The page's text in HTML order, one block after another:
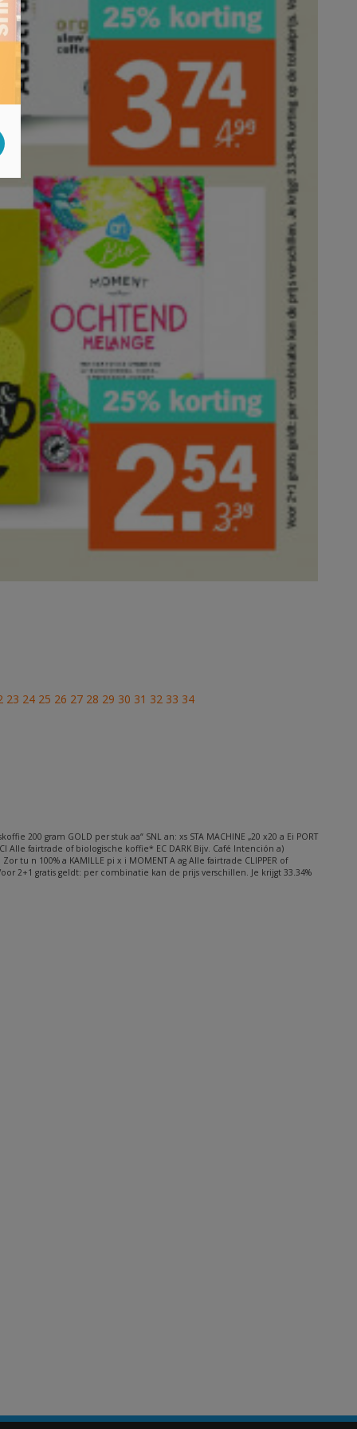
23 24 25 26 27 28 29 30 31 32 33 34
200 gram GOLD per stuk aa“ SNL an: xs STA MACHINE „20 x20 a Ei PORT
Alle fairtrade of biologische koffie* EC DARK Bijv. Café Intención a)
n 100% a KAMILLE pi x i MOMENT A ag Alle fairtrade CLIPPER of
2+1 gratis geldt: per combinatie kan de prijs verschillen. Je krijgt 33.34%